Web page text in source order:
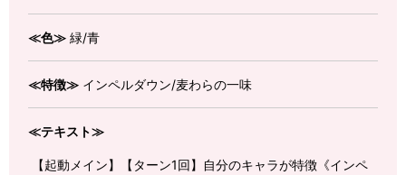
≪色≫ 緑/青
≪特徴≫ インペルダウン/麦わらの一味
≪テキスト≫
【起動メイン】【ターン1回】自分のキャラが特徴《インペ